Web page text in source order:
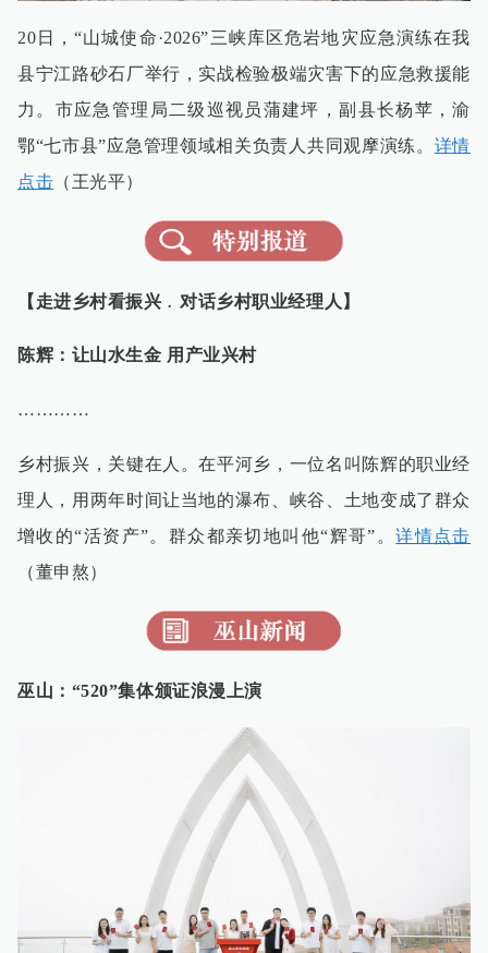
20日，“山城使命·2026”三峡库区危岩地灾应急演练在我
县宁江路砂石厂举行，实战检验极端灾害下的应急救援能
力。市应急管理局二级巡视员蒲建坪，副县长杨苹，渝
鄂“七市县”应急管理领域相关负责人共同观摩演练。 详情
点击 （王光平）
【走进乡村看振兴﹒对话乡村职业经理人】
陈辉：让山水生金 用产业兴村
…………
乡村振兴，关键在人。在平河乡，一位名叫陈辉的职业经
理人，用两年时间让当地的瀑布、峡谷、土地变成了群众
增收的“活资产”。群众都亲切地叫他“辉哥”。详情点击
（董申熬）
巫山：“520”集体颁证浪漫上演